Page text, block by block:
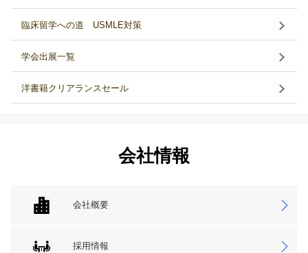
臨床留学への道 USMLE対策
学会出展一覧
洋書籍クリアランスセール
会社情報
会社概要
採用情報